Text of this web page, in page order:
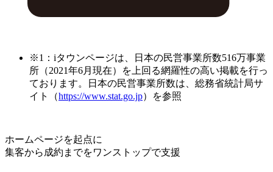
※1：iタウンページは、日本の民営事業所数516万事業
所（2021年6月現在）を上回る網羅性の高い掲載を行っ
ております。日本の民営事業所数は、総務省統計局サ
イト（https://www.stat.go.jp）を参照
ホームページを起点に
集客から成約までをワンストップで支援